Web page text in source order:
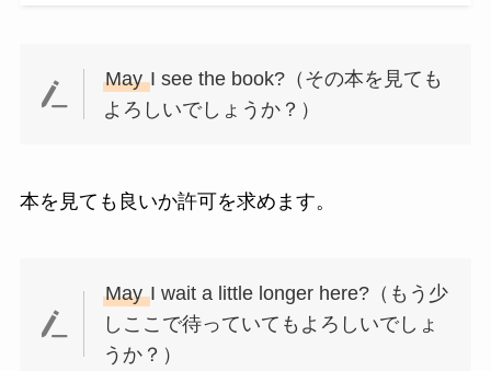
MayI see the book?（その本を見ても
よろしいでしょうか？）
本を見ても良いか許可を求めます。
MayI wait a little longer here?（もう少
しここで待っていてもよろしいでしょ
うか？）